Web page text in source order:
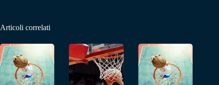
Articoli correlati